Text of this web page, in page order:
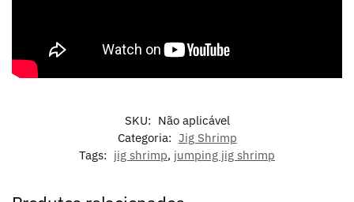
SKU: Não aplicável
Categoria: Jig Shrimp
Tags: jig shrimp, jumping jig shrimp